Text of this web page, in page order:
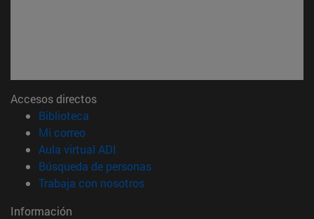
Accesos directos
Biblioteca
Mi correo(abre en nueva ventana)
Aula virtual ADI
Búsqueda de personas(abre en nueva ventana)
Trabaja con nosotros(abre en nueva ventana)
Información